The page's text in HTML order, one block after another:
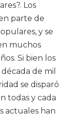
Los
parte de
y se
muchos
Si bien los
de mil
se disparó
todas y cada
actuales han